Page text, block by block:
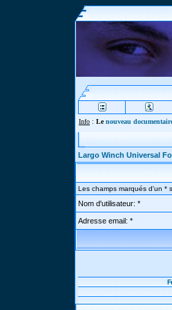
Info : Lenouveau
Largo Winch Universal
Les champs marqués d'un *
Nom d'utilisateur: *
Adresse email: *